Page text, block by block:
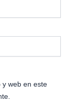
y web en este